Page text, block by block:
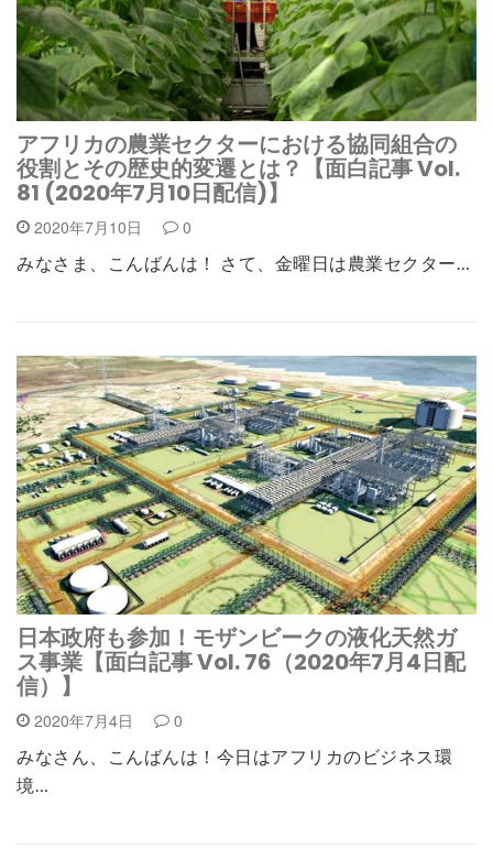
アフリカの農業セクターにおける協同組合の
役割とその歴史的変遷とは？【面白記事 Vol.
81 (2020年7月10日配信)】
2020年7月10日 0
みなさま、こんばんは！ さて、金曜日は農業セクター…
日本政府も参加！モザンビークの液化天然ガ
ス事業【面白記事 Vol. 76（2020年7月4日配
信）】
2020年7月4日 0
みなさん、こんばんは！今日はアフリカのビジネス環
境…